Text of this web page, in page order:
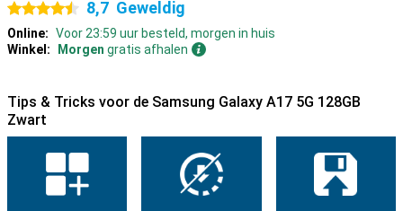
4.5 sterren 8,7 Geweldig
Online: Voor 23:59 uur besteld, morgen in huis
Winkel:
Morgen gratis afhalen
Tips & Tricks voor de Samsung Galaxy A17 5G 128GB
Zwart